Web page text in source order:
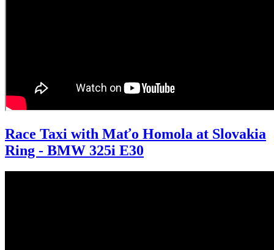
Race Taxi with Maťo Homola at Slovakia
Ring - BMW 325i E30